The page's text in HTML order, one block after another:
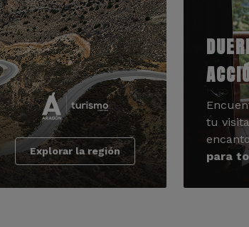
Explorar la región
tu
para